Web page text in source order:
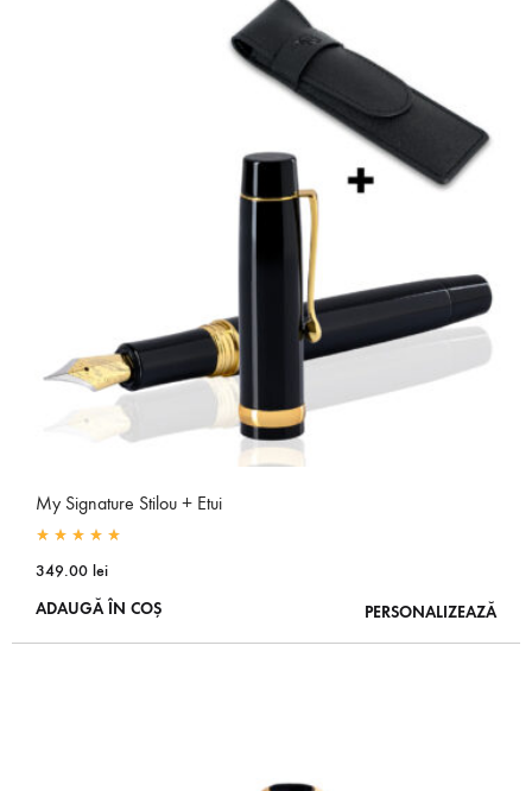
My Signature Stilou + Etui
349.00 lei
ADAUGĂ ÎN COȘ
PERSONALIZEAZĂ